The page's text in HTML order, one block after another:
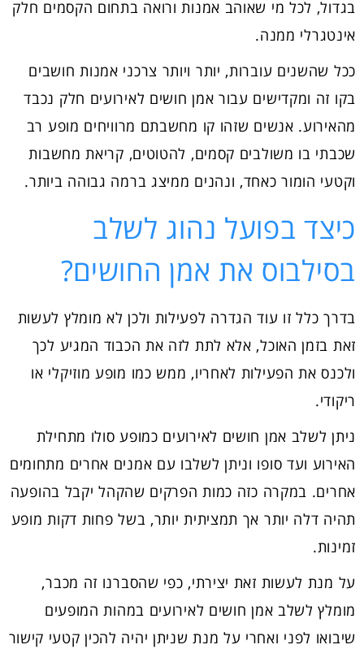
בגדול, לכל מי שאוהב אמנות ורואה בתחום הקסמים חלק
אינטגרלי ממנה.
ככל שהשנים עוברות, יותר ויותר צרכני אמנות חושבים
בקו זה ומקדישים עבור אמן חושים לאירועים חלק נכבד
מהאירוע. אנשים שזהו קו מחשבתם מרוויחים מופע רב
שכבתי בו משולבים קסמים, להטוטים, קריאת מחשבות
וקטעי הומור כאחד, ונהנים ממיצג ברמה גבוהה ביותר.
כיצד בפועל נהוג לשלב
בסילבוס את אמן החושים?
בדרך כלל זו עוד הגדרה לפעילות ולכן לא מומלץ לעשות
זאת בזמן האוכל, אלא לתת לזה את הכבוד המגיע לכך
ולכנס את הפעילות לאחריו, ממש כמו מופע מוזיקלי או
ריקודי.
ניתן לשלב אמן חושים לאירועים כמופע סולו מתחילת
האירוע ועד סופו וניתן לשלבו עם אמנים אחרים מתחומים
אחרים. במקרה כזה כמות הפרקים שהקהל יקבל בהופעה
תהיה דלה יותר אך תמציתית יותר, בשל פחות דקות מופע
זמינות.
על מנת לעשות זאת יצירתי, כפי שהסברנו זה מכבר,
מומלץ לשלב אמן חושים לאירועים במהות המופעים
שיבואו לפני ואחרי על מנת שניתן יהיה להכין קטעי קישור